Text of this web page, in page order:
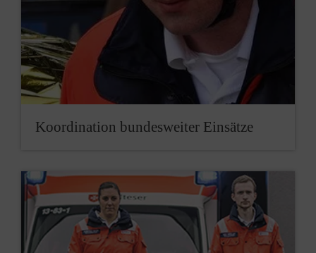
Ko­ordination bun­des­wei­ter Ein­sätze